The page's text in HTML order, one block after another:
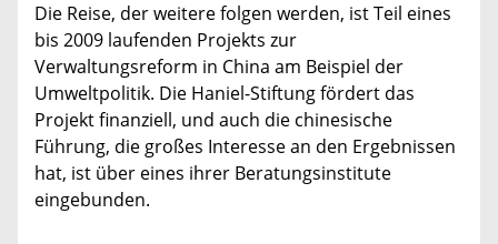
Die Reise, der weitere folgen werden, ist Teil eines
bis 2009 laufenden Projekts zur
Verwaltungsreform in China am Beispiel der
Umweltpolitik. Die Haniel-Stiftung fördert das
Projekt finanziell, und auch die chinesische
Führung, die großes Interesse an den Ergebnissen
hat, ist über eines ihrer Beratungsinstitute
eingebunden.